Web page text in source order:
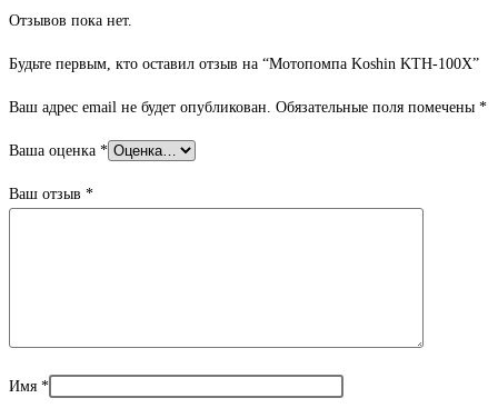
Отзывов пока нет.
Будьте первым, кто оставил отзыв на “Мотопомпа Koshin KTH-100X”
Ваш адрес email не будет опубликован. Обязательные поля помечены *
Ваша оценка *
Ваш отзыв *
Имя *